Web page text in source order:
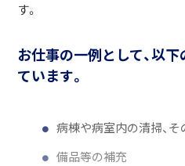
す。
お仕事の一例として、以
ています。
病棟や病室内の清掃、
備品等の補充